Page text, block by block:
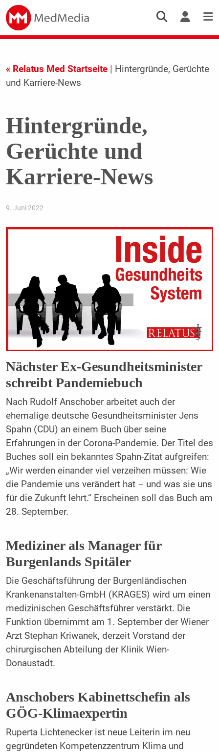
« Relatus Med Startseite| Hintergründe, Gerüchte
und Karriere-News
Hintergründe,
Gerüchte und
Karriere-News
9. Juni 2022
Nächster Ex-Gesundheitsminister
schreibt Pandemiebuch
Nach Rudolf Anschober arbeitet auch der
ehemalige deutsche Gesundheitsminister Jens
Spahn (CDU) an einem Buch über seine
Erfahrungen in der Corona-Pandemie. Der Titel des
Buches soll ein bekanntes Spahn-Zitat aufgreifen:
„Wir werden einander viel verzeihen müssen: Wie
die Pandemie uns verändert hat – und was sie uns
für die Zukunft lehrt.“ Erscheinen soll das Buch am
28. September.
Mediziner als Manager für
Burgenlands Spitäler
Die Geschäftsführung der Burgenländischen
Krankenanstalten-GmbH (KRAGES) wird um einen
medizinischen Geschäftsführer verstärkt. Die
Funktion übernimmt am 1. September der Wiener
Arzt Stephan Kriwanek, derzeit Vorstand der
chirurgischen Abteilung der Klinik Wien-
Donaustadt.
Anschobers Kabinettschefin als
GÖG-Klimaexpertin
Ruperta Lichtenecker ist neue Leiterin im neu
gegründeten Kompetenzzentrum Klima und